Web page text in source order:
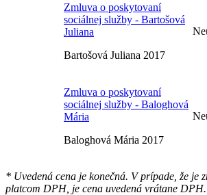
Zmluva o poskytovaní
sociálnej služby - Bartošová
Juliana
Bartošová Juliana 2017
Zmluva o poskytovaní
sociálnej služby - Baloghová
Mária
Baloghová Mária 2017
* Uvedená cena je konečná. V prípade, že je
platcom DPH, je cena uvedená vrátane DPH.